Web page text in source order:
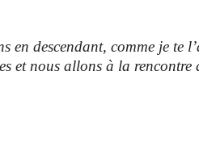
en descendant, comme je te
et nous allons à la rencontre